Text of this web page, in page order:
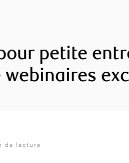
petite
webinaires
de lecture